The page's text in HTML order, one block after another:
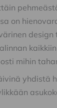
on
design
mihin
yhdistä